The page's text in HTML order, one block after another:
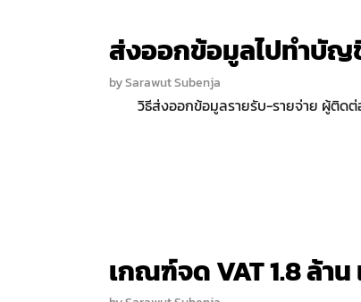
ส่งออกข้อมูลไปทำบั
bySarawut Subenja
วิธีส่งออกข้อมูลรายรับ-รายจ่าย ผู้ติด
เกณฑ์จด VAT 1.8 ล้าน